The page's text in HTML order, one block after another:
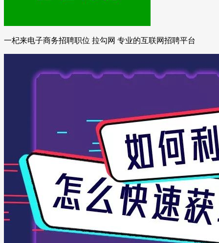
一杞来电子商务招聘职位 拉勾网 专业的互联网招聘平台